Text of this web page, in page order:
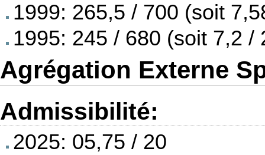
1999: 265,5 / 700 (soit
1995: 245 / 680 (soit 7,2 /
Agrégation Externe
Admissibilité:
2025: 05,75 / 20